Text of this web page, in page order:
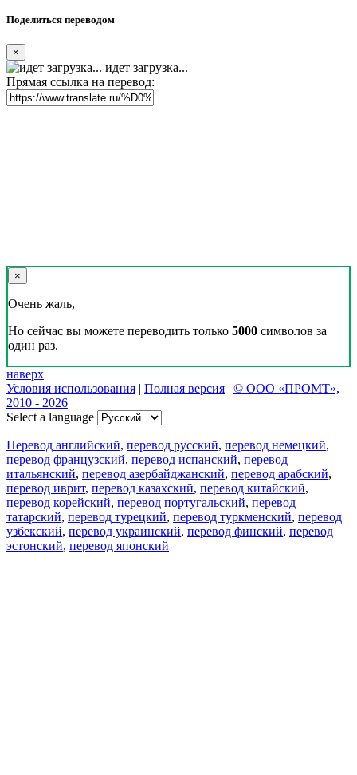
Поделиться переводом
×
идет загрузка...
Прямая ссылка на перевод:
×
Очень жаль,
Но сейчас вы можете переводить только 5000 символов за
один раз.
наверх
Условия использования | Полная версия | © ООО «ПРОМТ»,
2010 - 2026
Select a language
Перевод английский, перевод русский, перевод немецкий,
перевод французский, перевод испанский, перевод
итальянский, перевод азербайджанский, перевод арабский,
перевод иврит, перевод казахский, перевод китайский,
перевод корейский, перевод португальский, перевод
татарский, перевод турецкий, перевод туркменский, перевод
узбекский, перевод украинский, перевод финский, перевод
эстонский, перевод японский